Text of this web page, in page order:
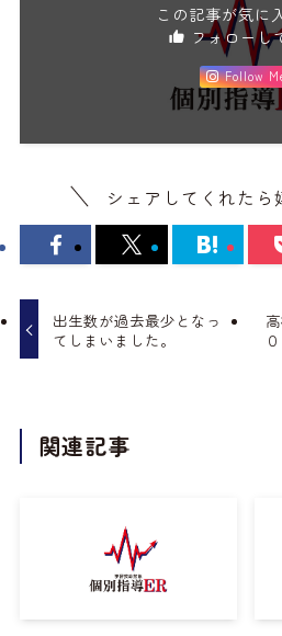
この記事が気に
フォローし
Follow
シェアしてくれたら
出生数が過去最少となっ
てしまいました。
関連記事